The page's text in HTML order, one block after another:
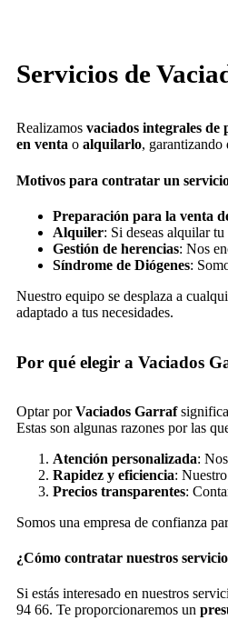
Servicios de
Realizamos vaciados integrales de
en venta o alquilarlo, garantizando
Motivos para contratar un
Preparación para la venta
Alquiler: Si deseas alquilar
Gestión de herencias: Nos
Síndrome de Diógenes:
Nuestro equipo se desplaza a
adaptado a tus necesidades.
Por qué elegir a Vaciados
Optar porVaciados Garrafsignifica
Estas son algunas razones por las
Atención personalizada:
Rapidez y eficiencia:
Precios transparentes:
Somos una empresa de confianza
¿Cómo contratar nuestros
Si estás interesado en nuestros
94 66. Te proporcionaremos un